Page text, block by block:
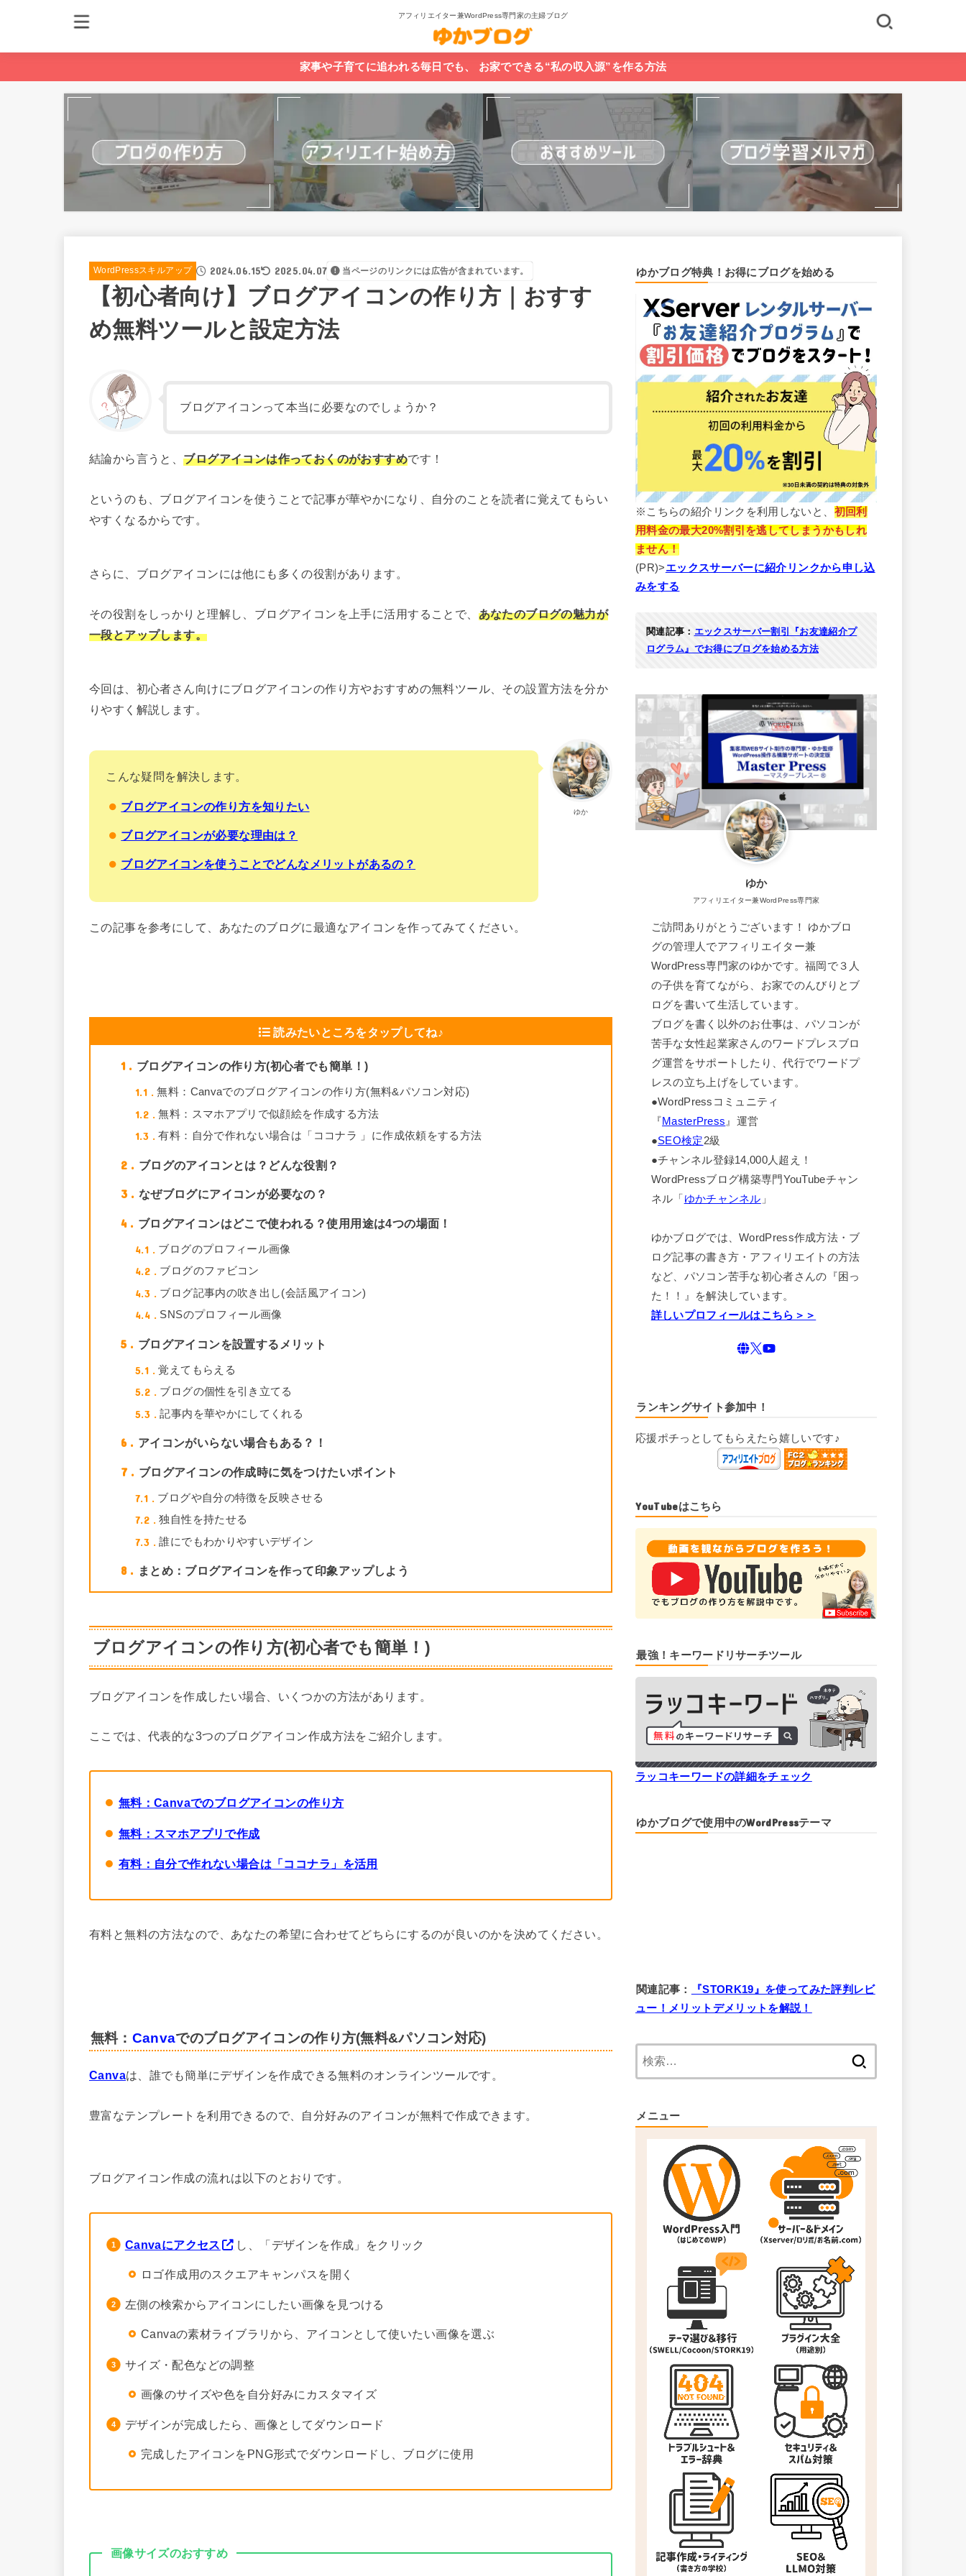
アフィリエイター兼WordPress専門家の主婦ブログ
家事や子育てに追われる毎日でも、 お家でできる“私の収入源”を作る方法
WordPressスキルアップ 2024.06.15 2025.04.07 当ページのリンクには広告が含まれています。
【初心者向け】ブログアイコンの作り方｜おすす
め無料ツールと設定方法
ブログアイコンって本当に必要なのでしょうか？
結論から言うと、ブログアイコンは作っておくのがおすすめです！
というのも、ブログアイコンを使うことで記事が華やかになり、自分のことを読者に覚えてもらい
やすくなるからです。
さらに、ブログアイコンには他にも多くの役割があります。
その役割をしっかりと理解し、ブログアイコンを上手に活用することで、 あなたのブログの魅力が
一段とアップします。
今回は、初心者さん向けにブログアイコンの作り方やおすすめの無料ツール、その設置方法を分か
りやすく解説します。
ゆか
こんな疑問を解決します。
ブログアイコンの作り方を知りたい
ブログアイコンが必要な理由は？
ブログアイコンを使うことでどんなメリットがあるの？
この記事を参考にして、あなたのブログに最適なアイコンを作ってみてください。
読みたいところをタップしてね♪
1 ブログアイコンの作り方(初心者でも簡単！)
1.1 無料：Canvaでのブログアイコンの作り方(無料&パソコン対応)
1.2 無料：スマホアプリで似顔絵を作成する方法
1.3 有料：自分で作れない場合は「ココナラ 」に作成依頼をする方法
2 ブログのアイコンとは？どんな役割？
3 なぜブログにアイコンが必要なの？
4 ブログアイコンはどこで使われる？使用用途は4つの場面！
4.1 ブログのプロフィール画像
4.2 ブログのファビコン
4.3 ブログ記事内の吹き出し(会話風アイコン)
4.4 SNSのプロフィール画像
5 ブログアイコンを設置するメリット
5.1 覚えてもらえる
5.2 ブログの個性を引き立てる
5.3 記事内を華やかにしてくれる
6 アイコンがいらない場合もある？！
7 ブログアイコンの作成時に気をつけたいポイント
7.1 ブログや自分の特徴を反映させる
7.2 独自性を持たせる
7.3 誰にでもわかりやすいデザイン
8 まとめ：ブログアイコンを作って印象アップしよう
ブログアイコンの作り方(初心者でも簡単！)
ブログアイコンを作成したい場合、いくつかの方法があります。
ここでは、代表的な3つのブログアイコン作成方法をご紹介します。
無料：Canvaでのブログアイコンの作り方
無料：スマホアプリで作成
有料：自分で作れない場合は「ココナラ」を活用
有料と無料の方法なので、あなたの希望に合わせてどちらにするのが良いのかを決めてください。
無料： Canvaでのブログアイコンの作り方(無料&パソコン対応)
Canvaは、誰でも簡単にデザインを作成できる無料のオンラインツールです。
豊富なテンプレートを利用できるので、自分好みのアイコンが無料で作成できます。
ブログアイコン作成の流れは以下のとおりです。
Canvaにアクセス し、「デザインを作成」をクリック
ロゴ作成用のスクエアキャンパスを開く
左側の検索からアイコンにしたい画像を見つける
Canvaの素材ライブラリから、アイコンとして使いたい画像を選ぶ
サイズ・配色などの調整
画像のサイズや色を自分好みにカスタマイズ
デザインが完成したら、画像としてダウンロード
完成したアイコンをPNG形式でダウンロードし、ブログに使用
画像サイズのおすすめ
ゆかブログ特典！お得にブログを始める
※こちらの紹介リンクを利用しないと、 初回利
用料金の最大20%割引を逃してしまうかもしれ
ません！
(PR)>エックスサーバーに紹介リンクから申し込
みをする
関連記事： エックスサーバー割引『お友達紹介プ
ログラム』でお得にブログを始める方法
ゆか
アフィリエイター兼WordPress専門家
ご訪問ありがとうございます！ ゆかブロ
グの管理人でアフィリエイター兼
WordPress専門家のゆかです。福岡で３人
の子供を育てながら、お家でのんびりとブ
ログを書いて生活しています。
ブログを書く以外のお仕事は、パソコンが
苦手な女性起業家さんのワードプレスブロ
グ運営をサポートしたり、代行でワードプ
レスの立ち上げをしています。
●WordPressコミュニティ
『MasterPress 』運営
●SEO検定2級
●チャンネル登録14,000人超え！
WordPressブログ構築専門YouTubeチャン
ネル「 ゆかチャンネル 」
ゆかブログでは、WordPress作成方法・ブ
ログ記事の書き方・アフィリエイトの方法
など、パソコン苦手な初心者さんの『困っ
た！！』を解決しています。
詳しいプロフィールはこちら＞＞
ランキングサイト参加中！
応援ポチっとしてもらえたら嬉しいです♪
YouTubeはこちら
最強！キーワードリサーチツール
ラッコキーワードの詳細をチェック
ゆかブログで使用中のWordPressテーマ
関連記事：
『STORK19』を使ってみた評判レビ
ュー！メリットデメリットを解説！
メニュー